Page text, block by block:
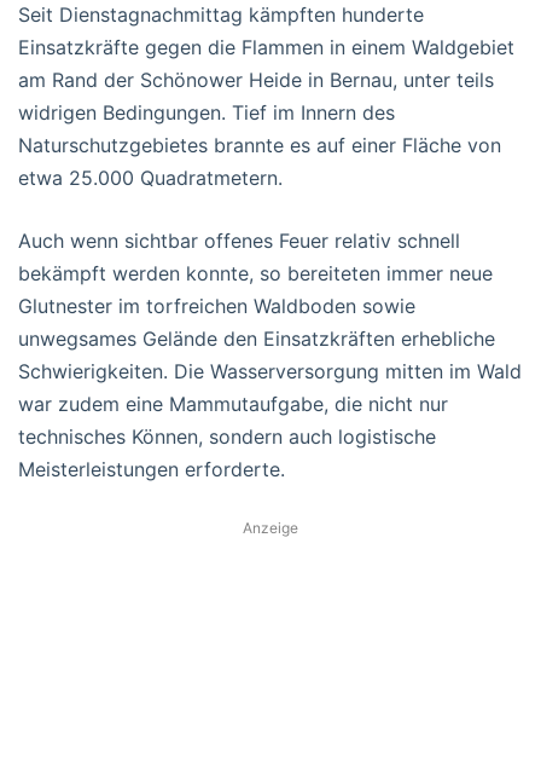
Seit Dienstagnachmittag kämpften hunderte
Einsatzkräfte gegen die Flammen in einem Waldgebiet
am Rand der Schönower Heide in Bernau, unter teils
widrigen Bedingungen. Tief im Innern des
Naturschutzgebietes brannte es auf einer Fläche von
etwa 25.000 Quadratmetern.
Auch wenn sichtbar offenes Feuer relativ schnell
bekämpft werden konnte, so bereiteten immer neue
Glutnester im torfreichen Waldboden sowie
unwegsames Gelände den Einsatzkräften erhebliche
Schwierigkeiten. Die Wasserversorgung mitten im Wald
war zudem eine Mammutaufgabe, die nicht nur
technisches Können, sondern auch logistische
Meisterleistungen erforderte.
Anzeige